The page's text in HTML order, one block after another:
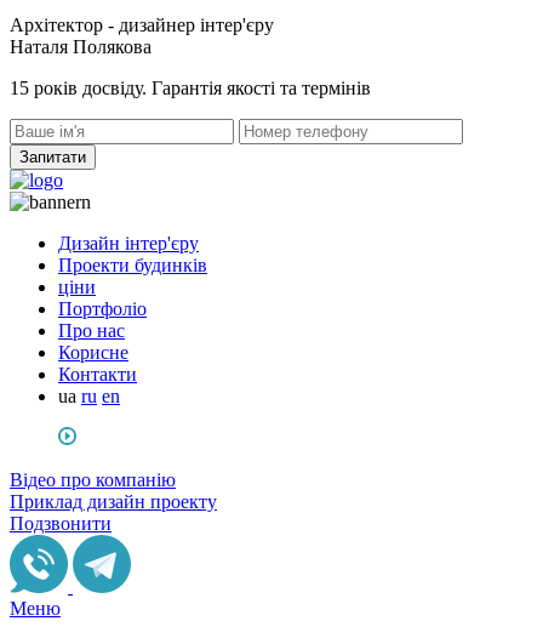
Архітектор - дизайнер інтер'єру
Наталя Полякова
15 років досвіду. Гарантія якості та термінів
Запитати
Дизайн інтер'єру
Проекти будинків
ціни
Портфоліо
Про нас
Корисне
Контакти
ua ru en
Відео про компанію
Приклад дизайн проекту
Подзвонити
Меню